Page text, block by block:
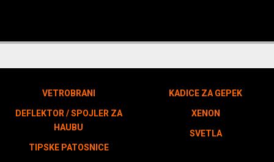
VETROBRANI
DEFLEKTOR / SPOJLER ZA
HAUBU
TIPSKE PATOSNICE
KADICE ZA GEPEK
XENON
SVETLA